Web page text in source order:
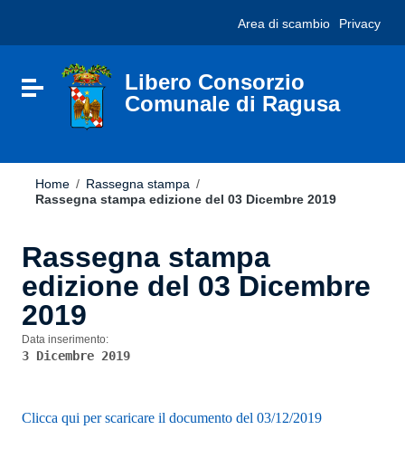
sito
include
Vai al footer
Area di scambio Privacy
Attiva / disattiva la navigazione
Libero Consorzio
Comunale di Ragusa
Home / Rassegna stampa /
Rassegna stampa edizione del 03 Dicembre 2019
Rassegna stampa
edizione del 03 Dicembre
2019
Data inserimento:
3 Dicembre 2019
Clicca qui per scaricare il documento del 03/12/2019